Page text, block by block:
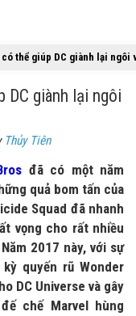
có thể giúp DC giành lại ngôi
DC giành lại ngôi
Thủy Tiên
đã có một năm
quả bom tấn của
Squad đã nhanh
vọng cho rất nhiều
2017 này, với sự
quyến rũ Wonder
DC Universe và gây
chế Marvel hùng